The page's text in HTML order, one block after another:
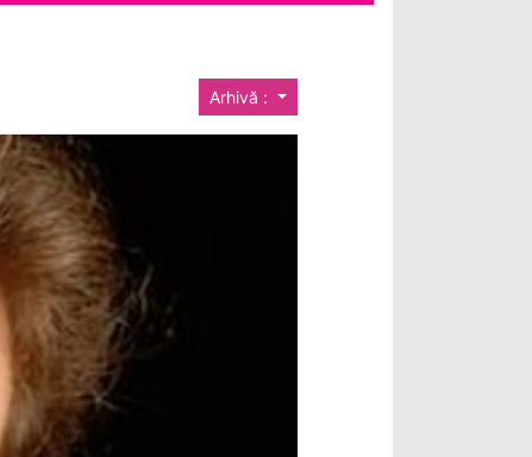
Arhivă :